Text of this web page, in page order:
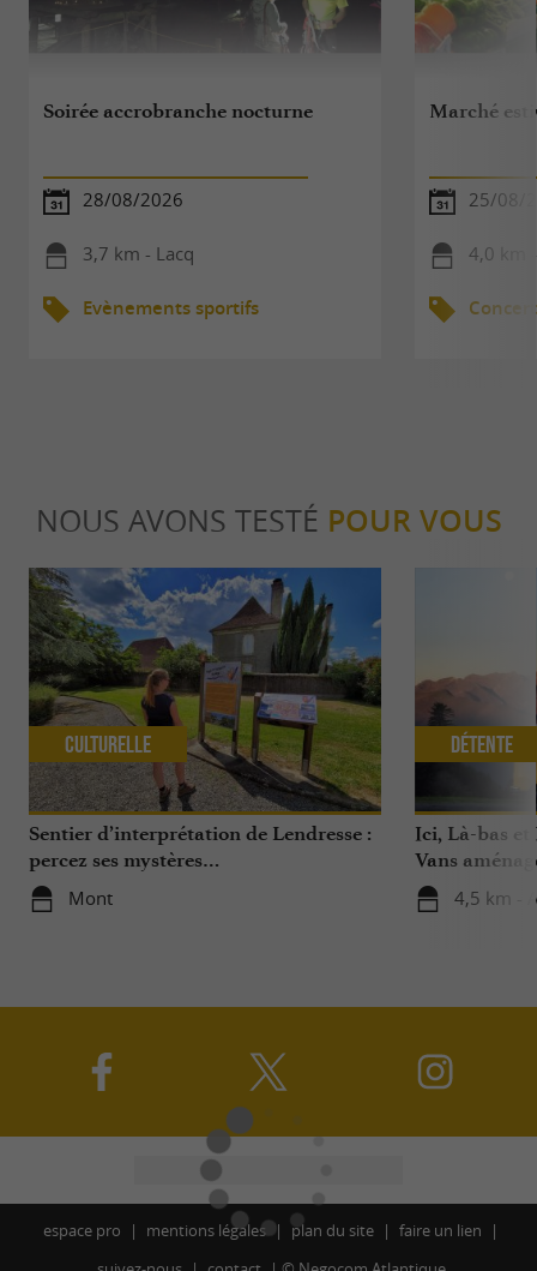
Soirée accrobranche nocturne
28/08/2026
3,7 km - Lacq
Evènements sportifs
Marché
25/08/
4,0 km
NOUS AVONS TESTÉ POUR VOUS
Sentier d’interprétation de Lendresse :
percez ses mystères…
Mont
Culturelle
Ici, Là-bas
Vans
dans les
dans le Béarn
4,5 km -
Détente
espace pro mentions légales plan du site
faire un lien